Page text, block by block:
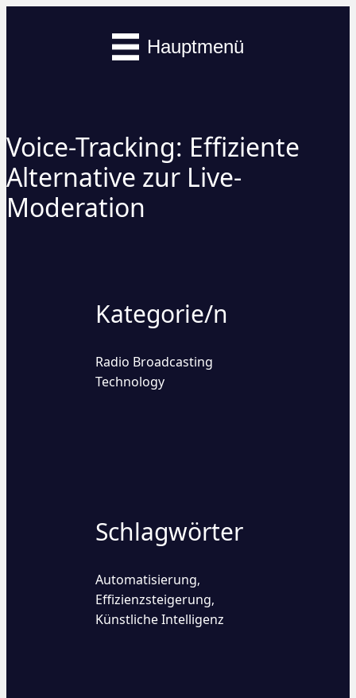
Hauptmenü
Voice-Tracking: Effiziente
Alternative zur Live-
Moderation
Kategorie/n
Radio Broadcasting
Technology
Schlagwörter
Automatisierung,
Effizienzsteigerung,
Künstliche Intelligenz